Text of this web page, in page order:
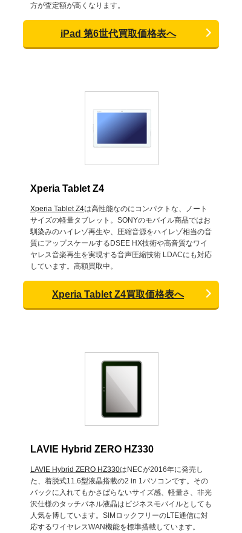
方が査定額が高くなります。
iPad 第6世代買取価格表へ
Xperia Tablet Z4
Xperia Tablet Z4は高性能なのにコンパクトな、ノート
サイズの軽量タブレット。SONYのモバイル商品ではお
馴染みのハイレゾ再生や、圧縮音源をハイレゾ相当の音
質にアップスケールするDSEE HX技術や高音質なワイ
ヤレス音楽再生を実現する音声圧縮技術 LDACにも対応
しています。高額買取中。
Xperia Tablet Z4買取価格表へ
LAVIE Hybrid ZERO HZ330
LAVIE Hybrid ZERO HZ330はNECが2016年に発売し
た、着脱式11.6型液晶搭載の2 in 1パソコンです。その
バックに入れてもかさばらないサイズ感、軽量さ、非光
沢仕様のタッチパネル液晶はビジネスモバイルとしても
人気を博しています。SIMロックフリーのLTE通信に対
応するワイヤレスWAN機能を標準搭載しています。